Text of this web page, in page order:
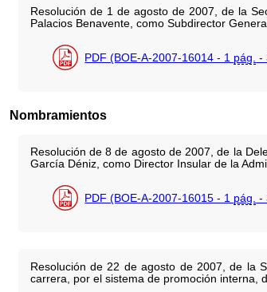
Resolución de 1 de agosto de 2007, de la
Palacios Benavente, como Subdirector
PDF (BOE-A-2007-16014 - 1 pág. -
Nombramientos
Resolución de 8 de agosto de 2007, de la
García Déniz, como Director Insular de la
PDF (BOE-A-2007-16015 - 1 pág. -
Resolución de 22 de agosto de 2007, de la
carrera, por el sistema de promoción interna,